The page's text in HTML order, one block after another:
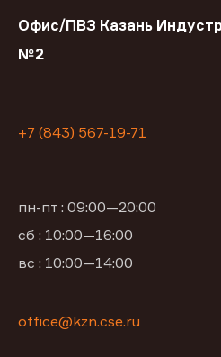
Офис/ПВЗ Казань
№2
+7 (843) 567-19-71
пн-пт : 09:00—20:00
сб : 10:00—16:00
вс : 10:00—14:00
office@kzn.cse.ru